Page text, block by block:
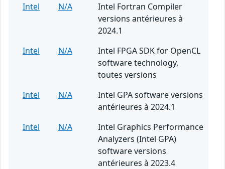
Intel
N/A
Intel Fortran Compiler
versions antérieures à
2024.1
Intel
N/A
Intel FPGA SDK for OpenCL
software technology,
toutes versions
Intel
N/A
Intel GPA software versions
antérieures à 2024.1
Intel
N/A
Intel Graphics Performance
Analyzers (Intel GPA)
software versions
antérieures à 2023.4